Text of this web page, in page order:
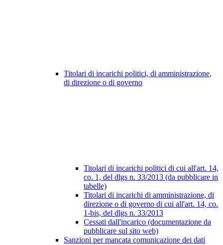
Titolari di incarichi politici, di amministrazione,
di direzione o di governo
Titolari di incarichi politici di cui all'art. 14,
co. 1, del dlgs n. 33/2013 (da pubblicare in
tabelle)
Titolari di incarichi di amministrazione, di
direzione o di governo di cui all'art. 14, co.
1-bis, del dlgs n. 33/2013
Cessati dall'incarico (documentazione da
pubblicare sul sito web)
Sanzioni per mancata comunicazione dei dati